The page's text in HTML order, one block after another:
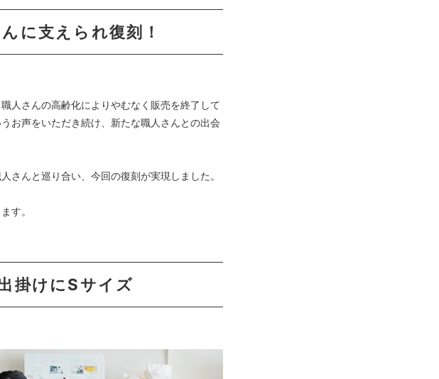
に支えられ復刻！
人さんの高齢化によりやむなく販売を終了して
お声をいただき続け、新たな職人さんとの出会
さんと巡り合い、今回の復刻が実現しました。
す。
掛けにSサイズ